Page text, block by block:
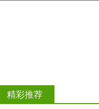
荣膺2025食品营养健康创新
力大奖
精彩推荐